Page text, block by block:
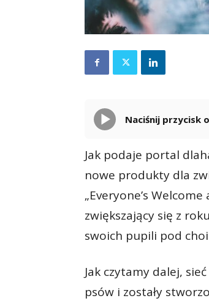
Naciśnij
Jak podaje portal
nowe produkty dla
„Everyone’s
zwiększający się z
swoich pupili pod
Jak czytamy dalej,
psów i zostały